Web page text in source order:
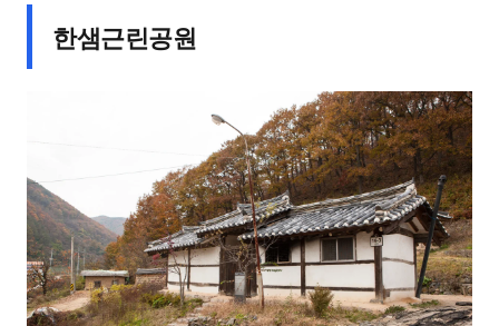
한샘근린공원